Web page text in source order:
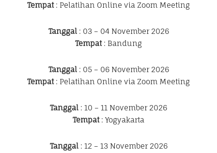
Tempat: Pelatihan Online via Zoom Meeting
Tanggal: 03 – 04 November 2026
Tempat: Bandung
Tanggal: 05 – 06 November 2026
Tempat: Pelatihan Online via Zoom Meeting
Tanggal : 10 – 11 November 2026
Tempat: Yogyakarta
Tanggal: 12 – 13 November 2026